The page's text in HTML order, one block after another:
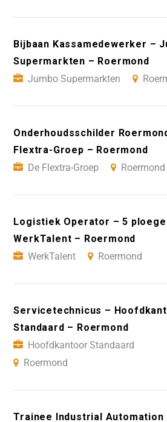
Bijbaan Kassamedewerker –
Supermarkten – Roermond
Jumbo Supermarkten
Onderhoudsschilder
Flextra-Groep – Roermond
De Flextra-Groep
Roermond
Logistiek Operator – 5
WerkTalent – Roermond
WerkTalent
Roermond
Servicetechnicus –
Standaard – Roermond
Hoofdkantoor Standaard
Roermond
Trainee Industrial Automation